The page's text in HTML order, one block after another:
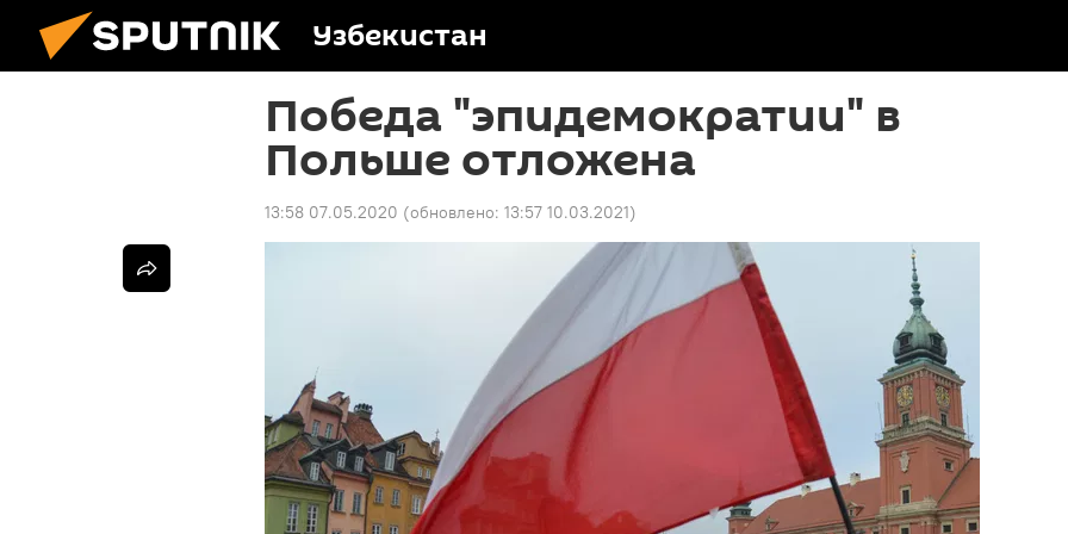
Узбекистан
Победа "эпидемократии" в
Польше отложена
13:58 07.05.2020 (обновлено: 13:57 10.03.2021)